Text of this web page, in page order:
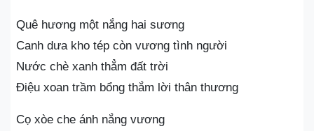
Quê hương một nắng hai sương
Canh dưa kho tép còn vương tình người
Nước chè xanh thẳm đất trời
Điệu xoan trầm bổng thắm lời thân thương
Cọ xòe che ánh nắng vương